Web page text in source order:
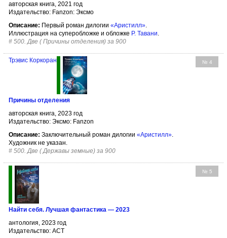
авторская книга, 2021 год
Издательство: Fanzon: Эксмо
Описание: Первый роман дилогии «Аристилл».
Иллюстрация на суперобложке и обложке Р. Тавани.
# 500. Две ( Причины отделения) за 900
№ 4
Трэвис Коркоран
Причины отделения
авторская книга, 2023 год
Издательство: Эксмо: Fanzon
Описание: Заключительный роман дилогии «Аристилл»
Художник не указан.
# 500. Две ( Державы земные) за 900
№ 5
Найти себя. Лучшая фантастика — 2023
антология, 2023 год
Издательство: АСТ